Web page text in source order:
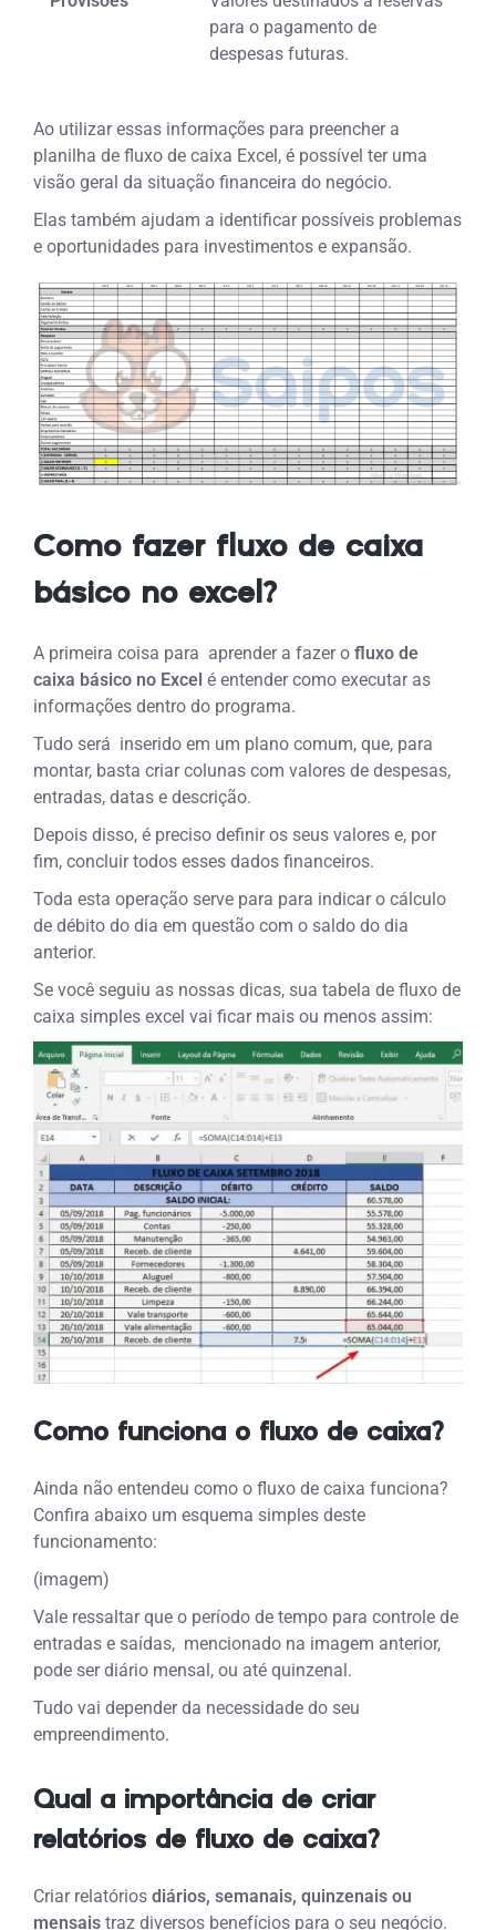
para o pagamento de
despesas futuras.
Ao utilizar essas informações para preencher a
planilha de fluxo de caixa Excel, é possível ter uma
visão geral da situação financeira do negócio.
Elas também ajudam a identificar possíveis problemas
e oportunidades para investimentos e expansão.
Como fazer fluxo de caixa
básico no excel?
A primeira coisa para aprender a fazer ofluxo de
caixa básico no Excel é entender como executar as
informações dentro do programa.
Tudo será inserido em um plano comum, que, para
montar, basta criar colunas com valores de despesas,
entradas, datas e descrição.
Depois disso, é preciso definir os seus valores e, por
fim, concluir todos esses dados financeiros.
Toda esta operação serve para para indicar o cálculo
de débito do dia em questão com o saldo do dia
anterior.
Se você seguiu as nossas dicas, sua tabela de fluxo de
caixa simples excel vai ficar mais ou menos assim:
Como funciona o fluxo de caixa?
Ainda não entendeu como o fluxo de caixa funciona?
Confira abaixo um esquema simples deste
funcionamento:
(imagem)
Vale ressaltar que o período de tempo para controle de
entradas e saídas, mencionado na imagem anterior,
pode ser diário mensal, ou até quinzenal.
Tudo vai depender da necessidade do seu
empreendimento.
Qual a importância de criar
relatórios de fluxo de caixa?
Criar relatóriosdiários, semanais, quinzenais ou
mensaistraz diversos benefícios para o seu negócio.